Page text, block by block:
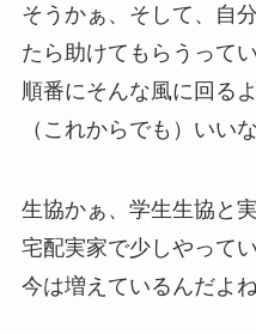
そうかぁ、そして、自
たら助けてもらうって
順番にそんな風に回る
（これからでも）いい
生協かぁ、学生生協と
宅配実家で少しやって
今は増えているんだよ